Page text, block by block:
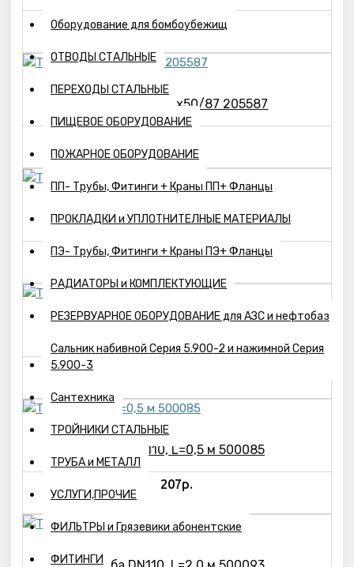
Оборудование для бомбоубежищ
ОТВОДЫ СТАЛЬНЫЕ
ПЕРЕХОДЫ СТАЛЬНЫЕ
ПИЩЕВОЕ ОБОРУДОВАНИЕ
ПОЖАРНОЕ ОБОРУДОВАНИЕ
ПП- Трубы, Фитинги + Краны ПП+ Фланцы
ПРОКЛАДКИ и УПЛОТНИТЕЛНЫЕ МАТЕРИАЛЫ
ПЭ- Трубы, Фитинги + Краны ПЭ+ Фланцы
РАДИАТОРЫ и КОМПЛЕКТУЮЩИЕ
РЕЗЕРВУАРНОЕ ОБОРУДОВАНИЕ для АЗС и нефтобаз
Сальник набивной Серия 5.900-2 и нажимной Серия
5.900-3
Сантехника
ТРОЙНИКИ СТАЛЬНЫЕ
ТРУБА и МЕТАЛЛ
УСЛУГИ,ПРОЧИЕ
ФИЛЬТРЫ и Грязевики абонентские
ФИТИНГИ
27р.
Тройник DN 50х50/87 205587
Труба DN 50, L=1,0 м 500049
106р.
Труба DN110, L=0,5 м 500085
207р.